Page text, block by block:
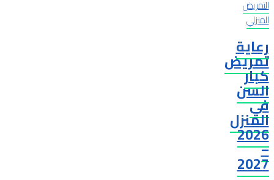
التمريض
المنزلي
رعاية
تمريض
كبار
السن
في
المنزل
2026
–
2027